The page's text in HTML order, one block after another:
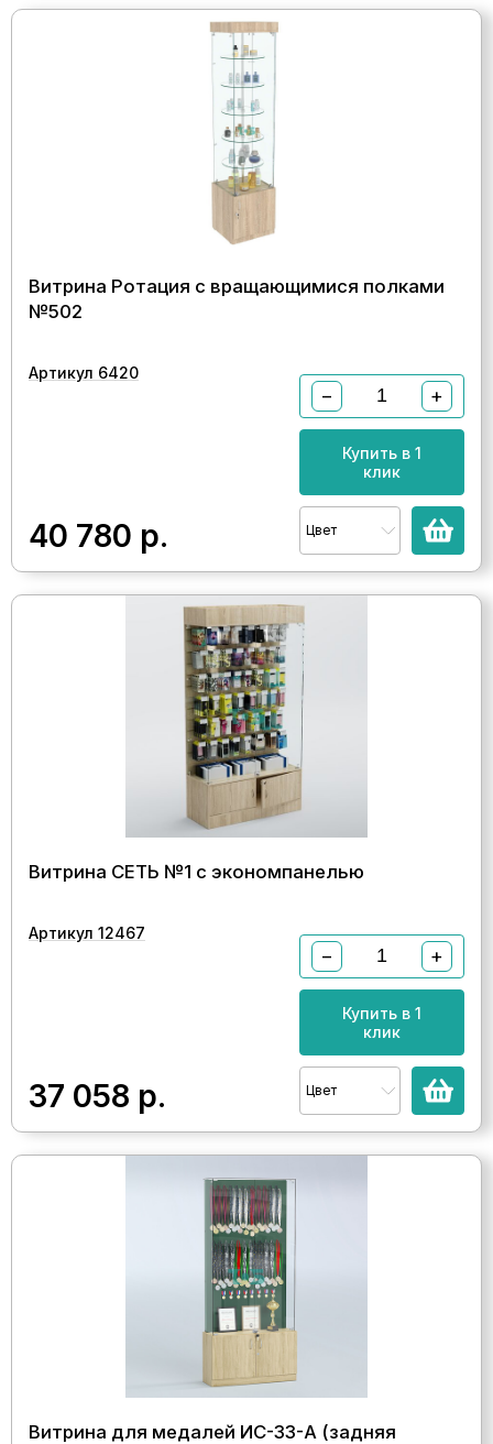
Витрина Ротация с вращающимися полками
№502
Артикул 6420
40 780 р.
− +
Купить в 1
клик
Цвет
Витрина СЕТЬ №1 с экономпанелью
Артикул 12467
37 058 р.
− +
Купить в 1
клик
Цвет
Витрина для медалей ИС-33-А (задняя